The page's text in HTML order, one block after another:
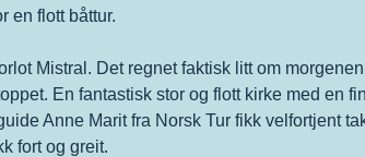
en flott båttur.
Mistral. Det regnet faktisk litt om
En fantastisk stor og flott kirke med en
Anne Marit fra Norsk Tur fikk velfortjent
fort og greit.